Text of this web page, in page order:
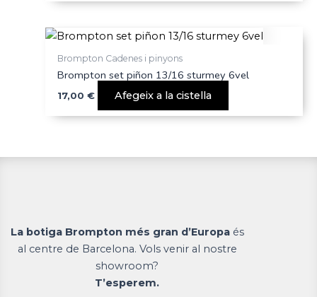
Brompton Cadenes i pinyons
Brompton set piñon 13/16 sturmey 6vel
17,00€ Afegeix a la cistella
La botiga Brompton més gran d’Europaés
al centre de Barcelona. Vols venir al nostre
showroom?
T’esperem.